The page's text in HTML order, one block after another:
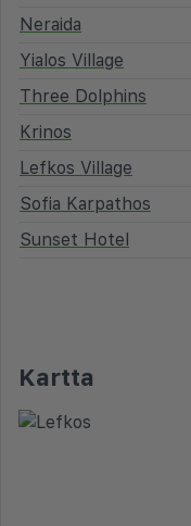
Neraida
Yialos Village
Three Dolphins
Krinos
Lefkos Village
Sofia Karpathos
Sunset Hotel
Kartta